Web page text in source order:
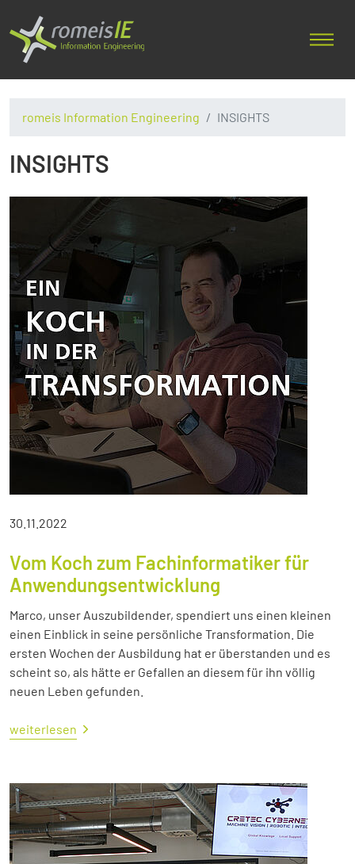
romeis Information Engineering INSIGHTS
INSIGHTS
30.11.2022
Vom Koch zum Fachinformatiker für
Anwendungsentwicklung
Marco, unser Auszubildender, spendiert uns einen kleinen
einen Einblick in seine persönliche Transformation. Die
ersten Wochen der Ausbildung hat er überstanden und es
scheint so, als hätte er Gefallen an diesem für ihn völlig
neuen Leben gefunden.
weiterlesen